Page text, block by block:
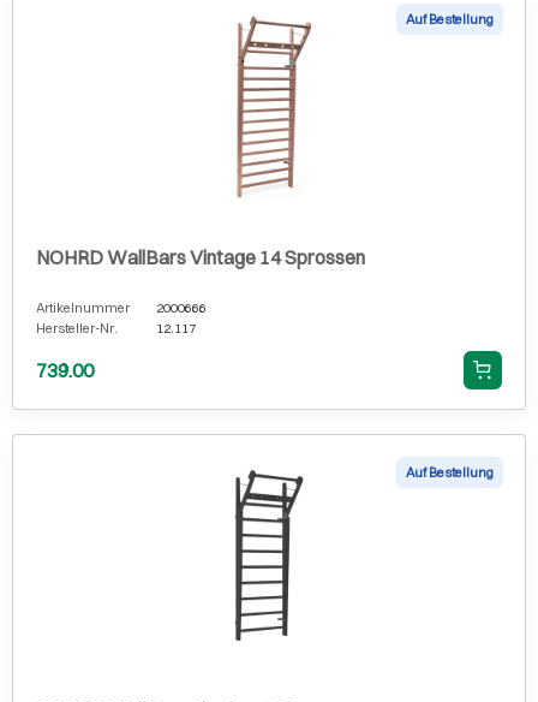
Auf Bestellung
NOHRD WallBars Vintage 14 Sprossen
Artikelnummer
2000666
Hersteller-Nr.
12.117
739.00
Auf Bestellung